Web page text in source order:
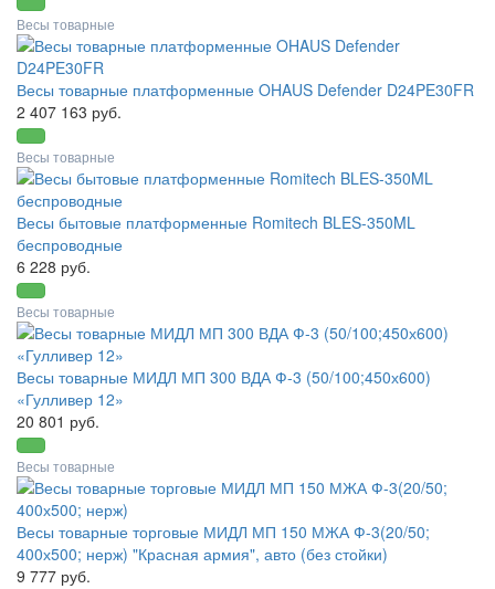
Весы товарные
Весы товарные платформенные OHAUS Defender D24PE30FR
2 407 163 руб.
Весы товарные
Весы бытовые платформенные Romitech BLES-350ML
беспроводные
6 228 руб.
Весы товарные
Весы товарные МИДЛ МП 300 ВДА Ф-3 (50/100;450х600)
«Гулливер 12»
20 801 руб.
Весы товарные
Весы товарные торговые МИДЛ МП 150 МЖА Ф-3(20/50;
400х500; нерж) "Красная армия", авто (без стойки)
9 777 руб.